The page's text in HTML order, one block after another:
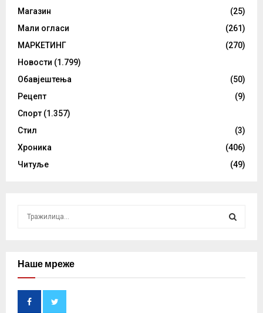
Магазин
(25)
Мали огласи
(261)
МАРКЕТИНГ
(270)
Новости (1.799)
Обавјештења
(50)
Рецепт
(9)
Спорт (1.357)
Стил
(3)
Хроника
(406)
Читуље
(49)
cНаше мреже